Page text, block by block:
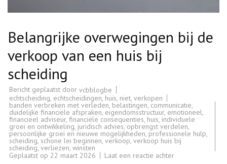
Belangrijke overwegingen bij de
verkoop van een huis bij
scheiding
Bericht geplaatst door vcbblogbe
echtscheiding, echtscheidingen, huis, niet, verkopen
banden verbreken met verleden, belastingen, communicatie,
duidelijke financiële afspraken, eigendomsstructuur, emotioneel,
financieel adviseur, financiële consequenties, huis, individuele
groei en ontwikkeling, juridisch advies, opbrengst verdelen,
persoonlijke groei en nieuwe mogelijkheden, professionele hulp,
scheiding, schone lei beginnen, verkoop, verkoop huis bij
scheiding, verliezen, winsten
Geplaatst op 22 maart 2026 Laat een reactie achterop